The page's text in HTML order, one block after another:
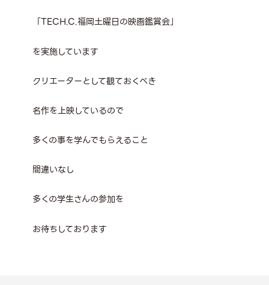
「TECH.C.福岡土曜日の映画鑑賞会」
を実施しています
クリエーターとして観ておくべき
名作を上映しているので
多くの事を学んでもらえること
間違いなし
多くの学生さんの参加を
お待ちしております